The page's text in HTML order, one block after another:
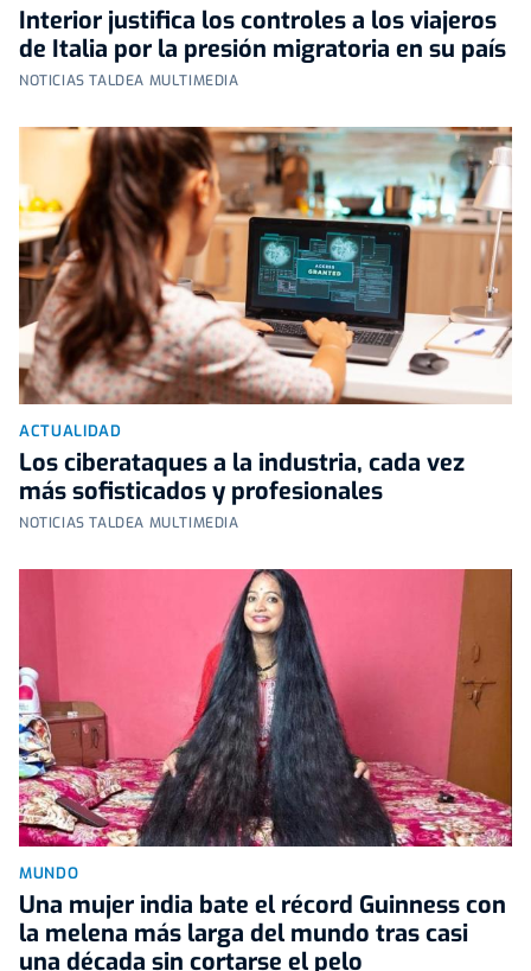
Interior justifica los controles a los viajeros
de Italia por la presión migratoria en su país
NOTICIAS TALDEA MULTIMEDIA
ACTUALIDAD
Los ciberataques a la industria, cada vez
más sofisticados y profesionales
NOTICIAS TALDEA MULTIMEDIA
MUNDO
Una mujer india bate el récord Guinness con
la melena más larga del mundo tras casi
una década sin cortarse el pelo